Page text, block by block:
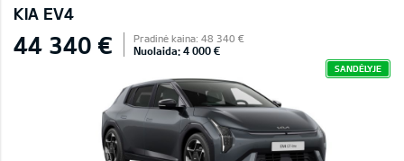
KIA EV4
44 340 € Pradinė kaina: 48 340 €
Nuolaida: 4 000 €
SANDĖLYJE